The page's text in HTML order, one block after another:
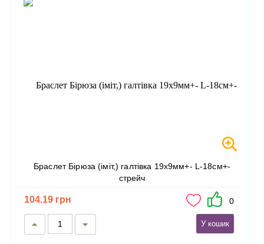
Браслет Бірюза (іміт,) галтівка 19х9мм+- L-18см+-
стрейч
104.19 грн 0
У кошик